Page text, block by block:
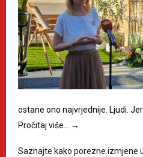
ostane ono najvrjednije. Ljudi.
Pročitaj više… →
Saznajte kako porezne izmjene